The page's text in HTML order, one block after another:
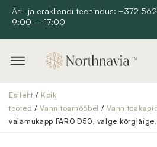
Skip
content
Äri- ja erakliendi teenindus: +372
9:00 – 17:00
Esileht / Kõik
tooted /Vannitoamööbel /
valamukapp FARO D50, valge